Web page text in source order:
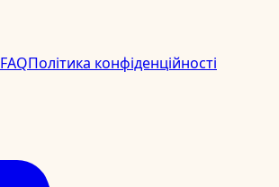
FAQПолітика конфіденційності